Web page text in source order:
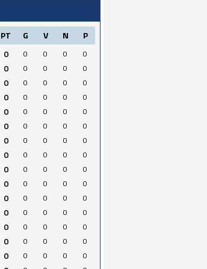
PT G V N P
0 0 0 0
0
0 0 0 0
0
0 0 0 0
0
0 0 0 0
0
0 0 0 0
0
0 0 0 0
0
0 0 0 0
0
0 0 0 0
0
0 0 0 0
0
0 0 0 0
0
0 0 0 0
0
0 0 0 0
0
0 0 0 0
0
0 0 0 0
0
0 0 0 0
0